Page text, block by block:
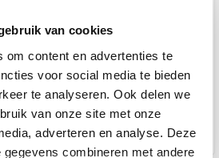
van cookies
om content en advertenties te
voor social media te bieden
te analyseren. Ook delen we
van onze site met onze
adverteren en analyse. Deze
combineren met andere
1:35 - 7g - AK8159
€9,95